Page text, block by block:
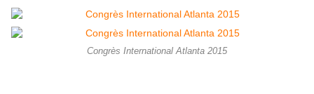
Congrès International Atlanta 2015